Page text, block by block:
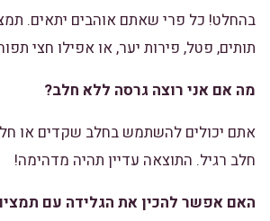
בהחלט! כל פרי שאתם אוהבים יתאים.
תותים, פטל, פירות יער, או אפילו חצי
מה אם אני רוצה גרסה ללא חלב?
אתם יכולים להשתמש בחלב שקדים או
חלב רגיל. התוצאה עדיין תהיה מדהימה!
האם אפשר להכין את הגלידה עם